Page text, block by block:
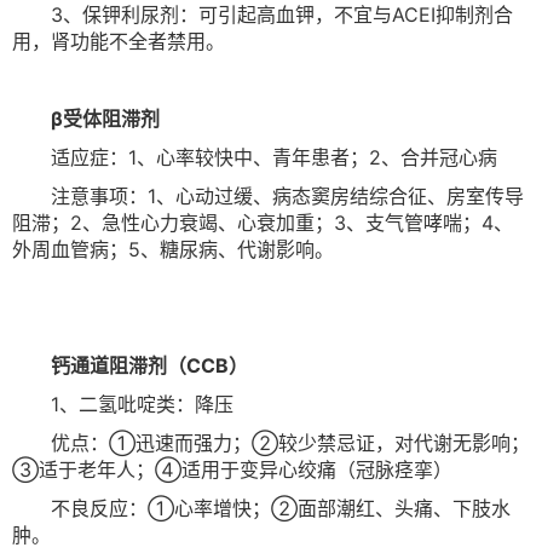
3、保钾利尿剂：可引起高血钾，不宜与ACEI抑制剂合
用，肾功能不全者禁用。
β受体阻滞剂
适应症：1、心率较快中、青年患者；2、合并冠心病
注意事项：1、心动过缓、病态窦房结综合征、房室传导
阻滞；2、急性心力衰竭、心衰加重；3、支气管哮喘；4、
外周血管病；5、糖尿病、代谢影响。
钙通道阻滞剂（CCB）
1、二氢吡啶类：降压
优点：①迅速而强力；②较少禁忌证，对代谢无影响；
③适于老年人；④适用于变异心绞痛（冠脉痉挛）
不良反应：①心率增快；②面部潮红、头痛、下肢水
肿。